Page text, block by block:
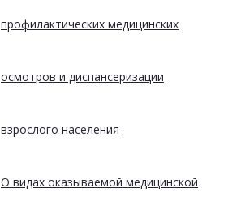
профилактических медицинских
осмотров и диспансеризации
взрослого населения
О видах оказываемой медицинской